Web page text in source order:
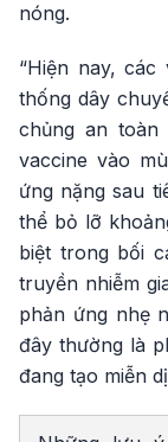
nóng.
“Hiện nay,
thống dây
chủng an toàn
vaccine vào
ứng nặng sau
thể bỏ lỡ
biệt trong bối
truyền nhiễm
phản ứng nhẹ
đây thường là
đang tạo miễn